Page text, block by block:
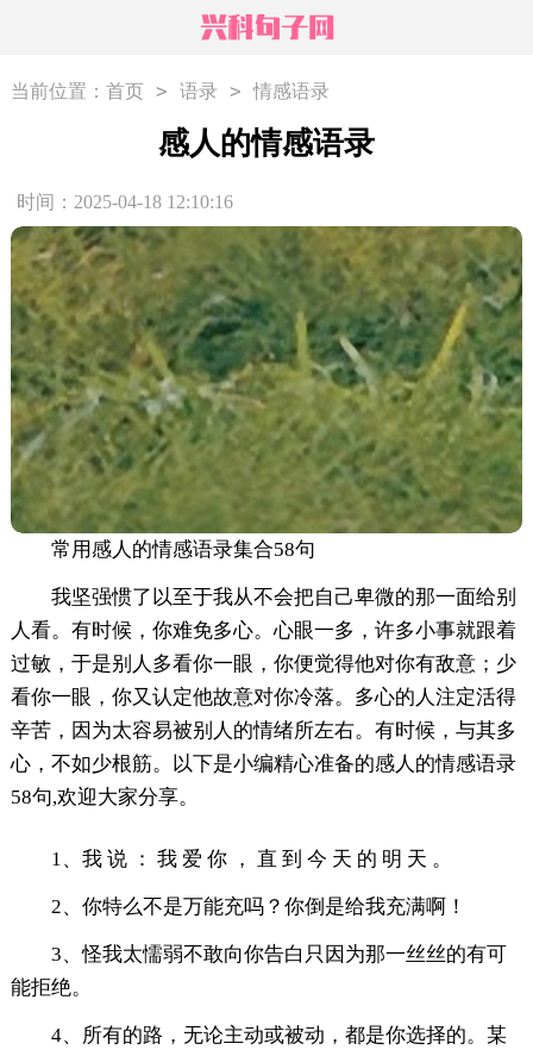
当前位置： 首页 > 语录 > 情感语录
感人的情感语录
时间：2025-04-18 12:10:16
常用感人的情感语录集合58句
我坚强惯了以至于我从不会把自己卑微的那一面给别
人看。有时候，你难免多心。心眼一多，许多小事就跟着
过敏，于是别人多看你一眼，你便觉得他对你有敌意；少
看你一眼，你又认定他故意对你冷落。多心的人注定活得
辛苦，因为太容易被别人的情绪所左右。有时候，与其多
心，不如少根筋。以下是小编精心准备的感人的情感语录
58句,欢迎大家分享。
1、我 说 ： 我 爱 你 ， 直 到 今 天 的 明 天 。
2、你特么不是万能充吗？你倒是给我充满啊！
3、怪我太懦弱不敢向你告白只因为那一丝丝的有可
能拒绝。
4、所有的路，无论主动或被动，都是你选择的。某